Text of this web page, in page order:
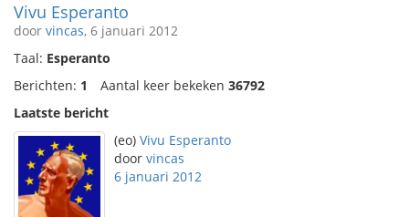
Vivu Esperanto
door vincas, 6 januari 2012
Taal: Esperanto
Berichten: 1 Aantal keer bekeken 36792
Laatste bericht
(eo) Vivu Esperanto
door vincas
6 januari 2012